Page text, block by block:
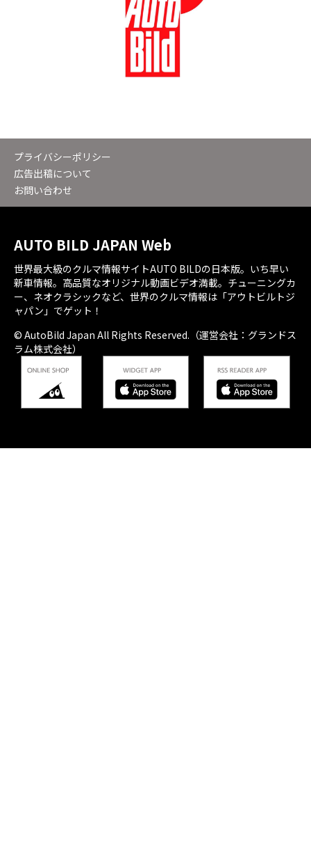
プライバシーポリシー
広告出稿について
お問い合わせ
AUTO BILD JAPAN Web
世界最大級のクルマ情報サイトAUTO BILDの日本版。いち早い
新車情報。高品質なオリジナル動画ビデオ満載。チューニングカ
ー、ネオクラシックなど、世界のクルマ情報は「アウトビルトジ
ャパン」でゲット！
© AutoBild Japan All Rights Reserved.（運営会社：グランドス
ラム株式会社）